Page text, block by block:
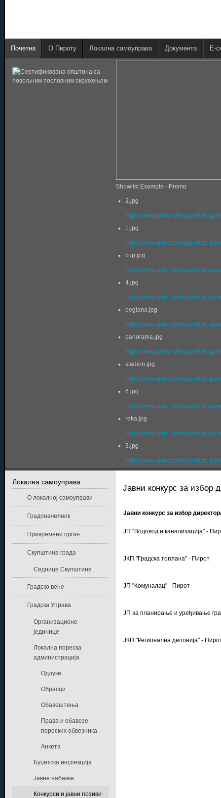
Почетна О Пироту Локална самоуправа Документа E-
Showlist Example - Promo
2.jpg
https://www.pirot.rs/images/foto-
1.jpg
https://www.pirot.rs/images/foto-
cup.jpg
https://www.pirot.rs/images/foto-
4.jpg
https://www.pirot.rs/images/foto-
peglana.jpg
https://www.pirot.rs/images/foto-
panorama.jpg
https://www.pirot.rs/images/foto-
stadion.jpg
https://www.pirot.rs/images/foto-
6.jpg
https://www.pirot.rs/images/foto-
reka.jpg
https://www.pirot.rs/images/foto-
3.jpg
https://www.pirot.rs/images/foto-
Јавни конкурс за избор
Јавни конкурс за избор
ЈП "Водовод и канализација" -
ЈКП "Градска топлана" - Пирот
ЈП "Комуналац" - Пирот
ЈП за планирање и уређивање
ЈКП "Регионална депонија" -
Локална самоуправа
О локалној самоуправи
Градоначелник
Привремени орган
Скупштина града
Седнице Скупштине
Градско веће
Градска Управа
Организационе
јединице
Локална пореска
администрација
Одлуке
Обрасци
Обавештења
Права и обавезе
пореских обвезника
Анкета
Буџетска инспекција
Јавне набавке
Конкурси и јавни позиви